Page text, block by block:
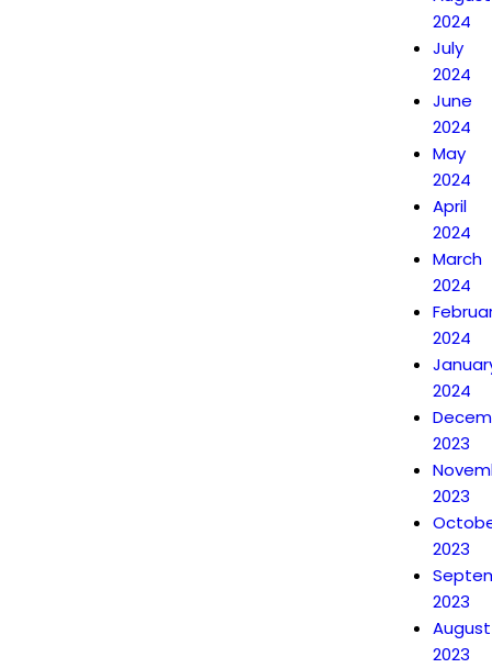
2024
July
2024
June
2024
May
2024
April
2024
March
2024
2024
2024
2023
2023
2023
2023
August
2023